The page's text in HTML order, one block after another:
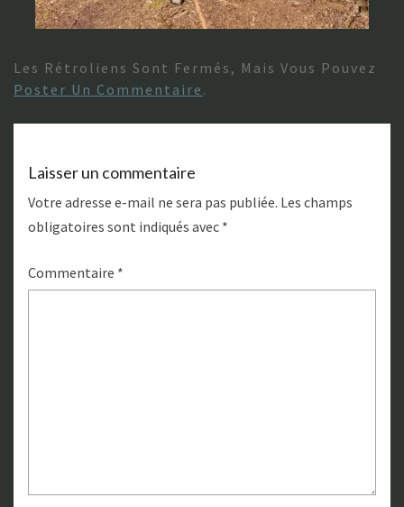
Les Rétroliens Sont Fermés, Mais Vous Pouvez
Poster Un Commentaire .
Laisser un commentaire
Votre adresse e-mail ne sera pas publiée. Les champs
obligatoires sont indiqués avec *
Commentaire *